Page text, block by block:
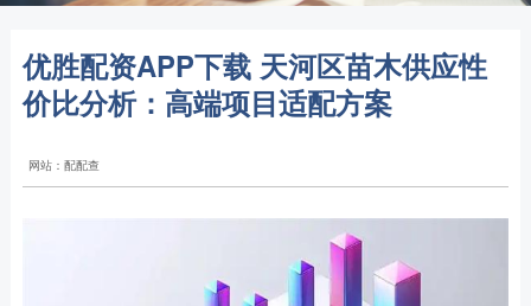
优胜配资APP下载 天河区苗木供应性
价比分析：高端项目适配方案
网站：配配查